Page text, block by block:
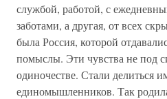
службой, работой, с
заботами, а другая, от всех
была Россия, которой
помыслы. Эти чувства не под
одиночестве. Стали делиться
единомышленников. Так